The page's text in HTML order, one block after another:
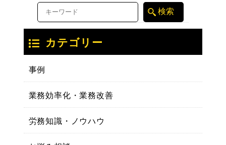
カテゴリー
事例
業務効率化・業務改善
労務知識・ノウハウ